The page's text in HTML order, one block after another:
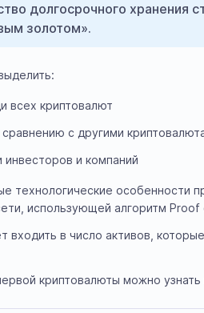
долгосрочного
золотом».
всех криптовалют
с другими
и компаний
технологические особенности
использующей алгоритм Proof
в число активов,
криптовалюты можно узнать